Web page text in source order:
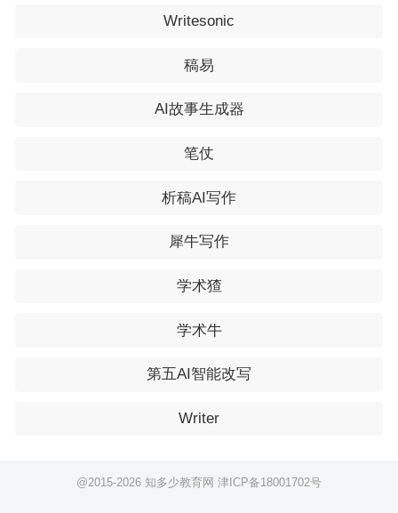
Writesonic
稿易
AI故事生成器
笔仗
析稿AI写作
犀牛写作
学术猹
学术牛
第五AI智能改写
Writer
@2015-2026 知多少教育网 津ICP备18001702号